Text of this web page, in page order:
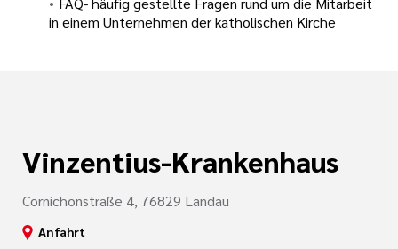
in einem Unternehmen der katholischen Kirche
Vinzentius-Krankenhaus
Cornichonstraße 4, 76829 Landau
Anfahrt